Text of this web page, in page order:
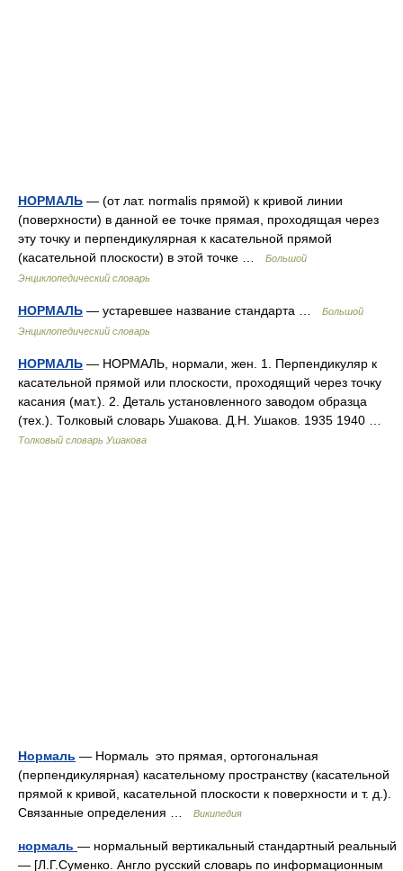
НОРМАЛЬ — (от лат. normalis прямой) к кривой линии
(поверхности) в данной ее точке прямая, проходящая через
эту точку и перпендикулярная к касательной прямой
(касательной плоскости) в этой точке …
Большой
Энциклопедический словарь
НОРМАЛЬ — устаревшее название стандарта …
Большой
Энциклопедический словарь
НОРМАЛЬ — НОРМАЛЬ, нормали, жен. 1. Перпендикуляр к
касательной прямой или плоскости, проходящий через точку
касания (мат.). 2. Деталь установленного заводом образца
(тех.). Толковый словарь Ушакова. Д.Н. Ушаков. 1935 1940 …
Толковый словарь Ушакова
Нормаль — Нормаль это прямая, ортогональная
(перпендикулярная) касательному пространству (касательной
прямой к кривой, касательной плоскости к поверхности и т. д.).
Связанные определения …
Википедия
нормаль — нормальный вертикальный стандартный реальный
— [Л.Г.Суменко. Англо русский словарь по информационным